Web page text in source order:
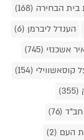
הבחירה (168)
הענדל ליברמן (6)
אשכנזי (745)
קוסאשווילי (154)
(76)
העם (2)